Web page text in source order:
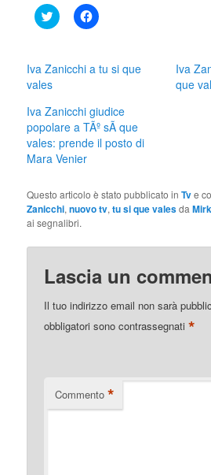
Click
to
(Si
apre
nuova
finestra)
Fai
clic
Facebook
(Si
una
nuova
finestra)
Iva Zanicchi a tu si que
vales
Iva
que
Iva Zanicchi giudice
popolare a TÃº sÃ­ que
vales: prende il posto di
Mara Venier
Questo articolo è stato pubblicato inTve
Zanicchi,nuovo tv,tu si que valesda
ai segnalibri.
Lascia un
Il tuo indirizzo email non sarà
obbligatori sono contrassegnati*
Commento *